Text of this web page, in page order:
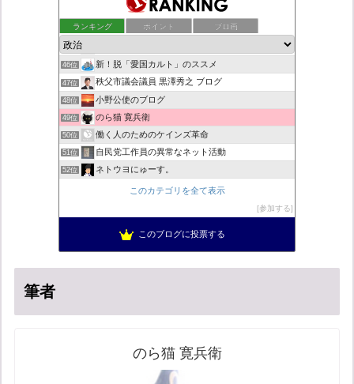
ランキング ポイント ブロ画
ついっちゃが速報
44位 こんなニュースにでくわした
45位
46位 新！脱「愛国カルト」のススメ
47位 秩父市議会議員 黒澤秀之 ブログ
48位 小野公使のブログ
49位 のら猫 寛兵衛
50位 働く人のためのケインズ革命
51位 自民党工作員の異常なネット活動
52位 ネトウヨにゅーす。
菜穂は猫が好き
ねずさんの学ぼう日本
このカテゴリを全て表示
参加する
このブログに投票する
筆者
のら猫 寛兵衛